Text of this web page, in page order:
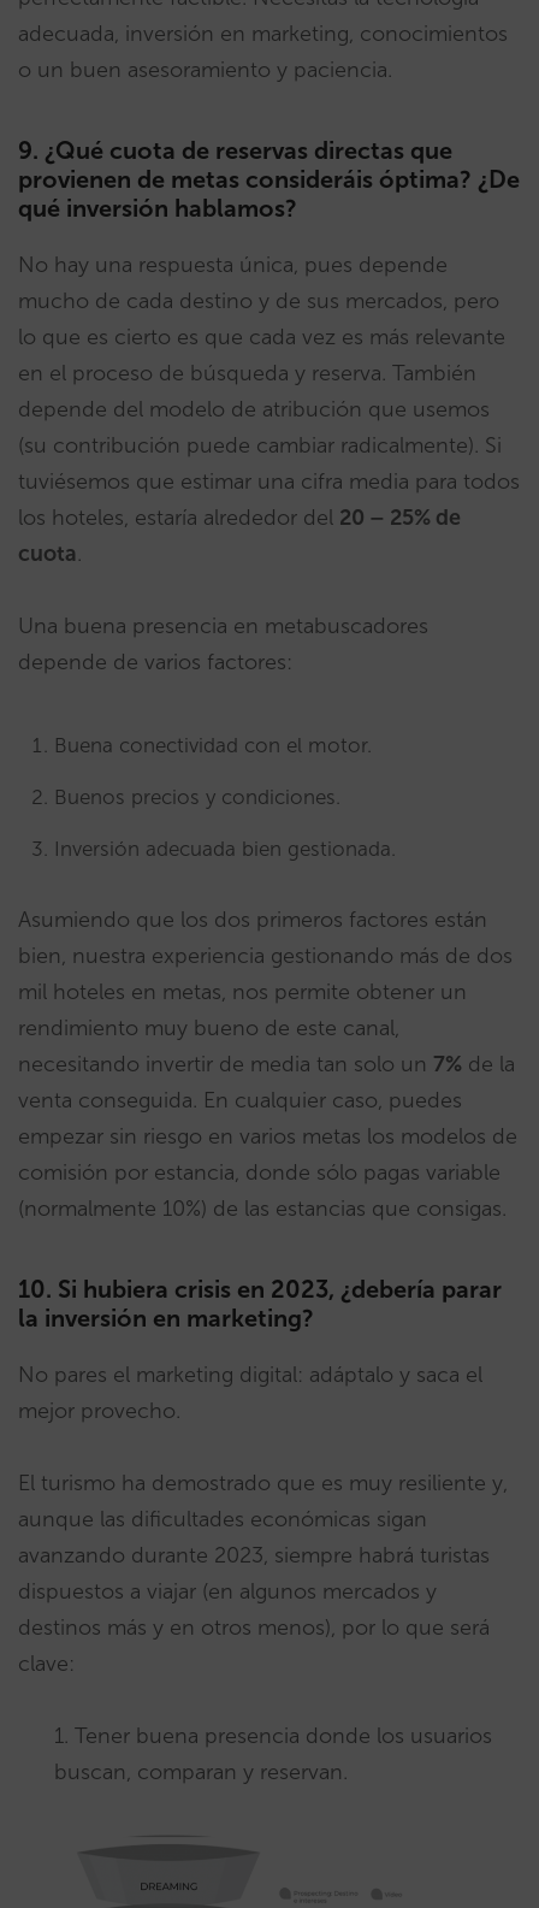
adecuada, inversión en marketing, conocimientos
o un buen asesoramiento y paciencia.
9. ¿Qué cuota de reservas directas que
provienen de metas consideráis óptima? ¿De
qué inversión hablamos?
No hay una respuesta única, pues depende
mucho de cada destino y de sus mercados, pero
lo que es cierto es que cada vez es más relevante
en el proceso de búsqueda y reserva. También
depende del modelo de atribución que usemos
(su contribución puede cambiar radicalmente). Si
tuviésemos que estimar una cifra media para todos
los hoteles, estaría alrededor del 20 – 25% de
cuota.
Una buena presencia en metabuscadores
depende de varios factores:
Buena conectividad con el motor.
Buenos precios y condiciones.
Inversión adecuada bien gestionada.
Asumiendo que los dos primeros factores están
bien, nuestra experiencia gestionando más de dos
mil hoteles en metas, nos permite obtener un
rendimiento muy bueno de este canal,
necesitando invertir de media tan solo un 7% de la
venta conseguida. En cualquier caso, puedes
empezar sin riesgo en varios metas los modelos de
comisión por estancia, donde sólo pagas variable
(normalmente 10%) de las estancias que consigas.
10. Si hubiera crisis en 2023, ¿debería parar
la inversión en marketing?
No pares el marketing digital: adáptalo y saca el
mejor provecho.
El turismo ha demostrado que es muy resiliente y,
aunque las dificultades económicas sigan
avanzando durante 2023, siempre habrá turistas
dispuestos a viajar (en algunos mercados y
destinos más y en otros menos), por lo que será
clave:
1. Tener buena presencia donde los usuarios
buscan, comparan y reservan.